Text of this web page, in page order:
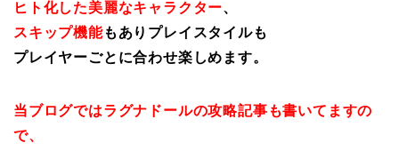
ヒト化した美麗なキャラクター、
スキップ機能もありプレイスタイルも
プレイヤーごとに合わせ楽しめます。
当ブログではラグナドールの攻略記事も書いてますの
で、